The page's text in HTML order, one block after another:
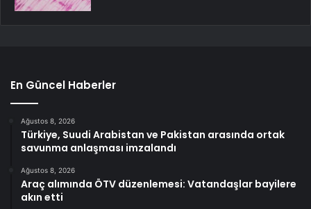
En Güncel Haberler
Ağustos 8, 2026
Türkiye, Suudi Arabistan ve Pakistan arasında ortak
savunma anlaşması imzalandı
Ağustos 8, 2026
Araç alımında ÖTV düzenlemesi: Vatandaşlar bayilere
akın etti